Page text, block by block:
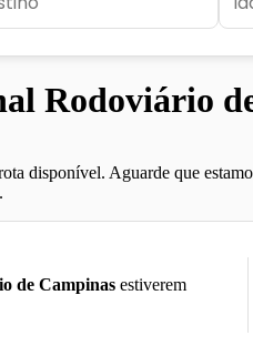
Rodoviário
disponível. Aguarde que
de Campinas estiverem